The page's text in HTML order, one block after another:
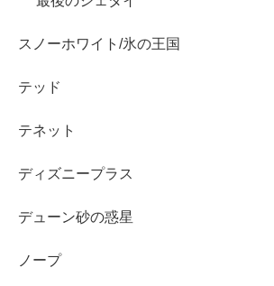
スノーホワイト/氷の王国
テッド
テネット
ディズニープラス
デューン砂の惑星
ノープ